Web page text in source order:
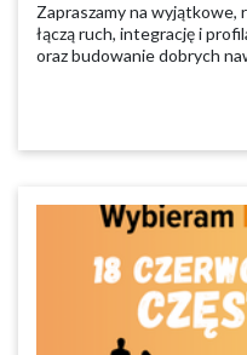
Zapraszamy na wyjątkowe,
łączą ruch, integrację i
oraz budowanie dobrych